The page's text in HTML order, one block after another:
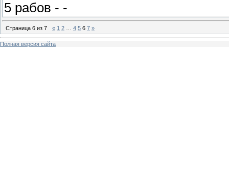
5 рабов - -
Страница 6 из 7 « 1 2 4 5 6 7 »
Полная версия сайта